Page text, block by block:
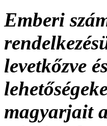
Emberi
levetkőzve
magyarjait